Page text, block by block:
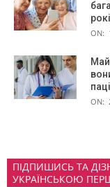
ON:
ON:
ПІДПИШИСЬ ТА
УКРАЇНСЬКОЮ